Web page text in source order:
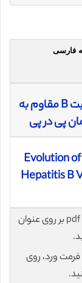
فارسی
سیر تکاملی ویروس هپاتیت B مقاوم به
پی در پی
Evolution
Hepatitis B
برای دانلود رایگان مقاله انگلیسی با فرمت pdf بر روی عنوان
فرمت ورد، روی